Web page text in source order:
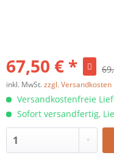
67,50 € *
inkl. MwSt.zzgl. Versandkosten
Versandkostenfreie
Sofort versandfertig,